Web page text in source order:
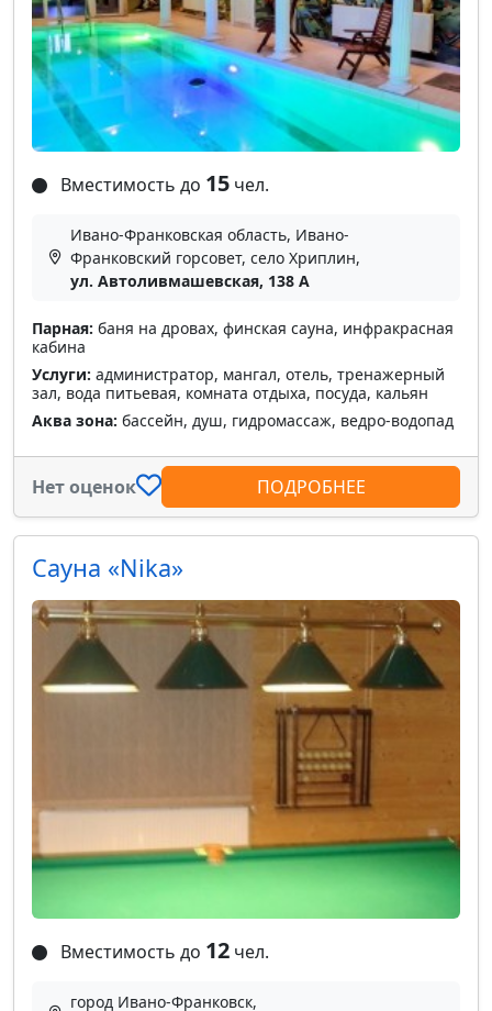
Вместимость до 15 чел.
Ивано-Франковская область, Ивано-
Франковский горсовет, село Хриплин,
ул. Автоливмашевская, 138 А
Парная: баня на дровах, финская сауна, инфракрасная
кабина
Услуги: администратор, мангал, отель, тренажерный
зал, вода питьевая, комната отдыха, посуда, кальян
Аква зона: бассейн, душ, гидромассаж, ведро-водопад
Нет оценок ПОДРОБНЕЕ
Сауна «Nika»
Вместимость до 12 чел.
город Ивано-Франковск,